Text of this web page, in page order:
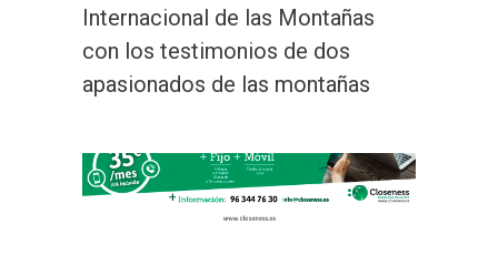
Internacional de las Montañas
con los testimonios de dos
apasionados de las montañas